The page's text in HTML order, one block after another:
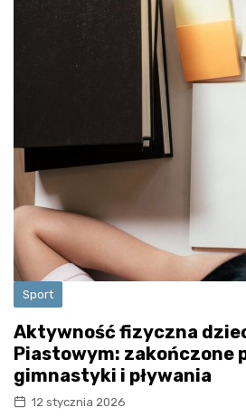
Sport
Aktywność fizyczna
Piastowym: zakończone
gimnastyki i pływania
12 stycznia 2026